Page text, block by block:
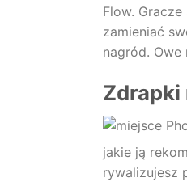
Flow.
zamieniać
nagród. Owe
Zdrapki
jakie ją
rywalizujesz